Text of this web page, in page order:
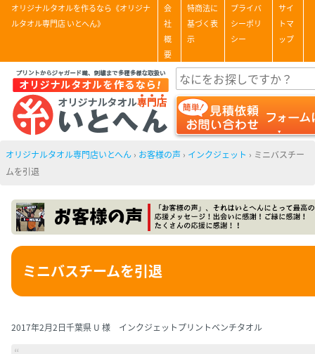
オリジナルタオルを作るなら《オリジナ
ルタオル専門店 いとへん》
会
社
概
要
特商法に
基づく表
示
プライバ
シーポリ
シー
サイ
トマ
ップ
オリジナルタオル専門店いとへん › お客様の声 › インクジェット › ミニバスチー
ムを引退
ミニバスチームを引退
2017年2月2日千葉県 U 様 インクジェットプリントベンチタオル